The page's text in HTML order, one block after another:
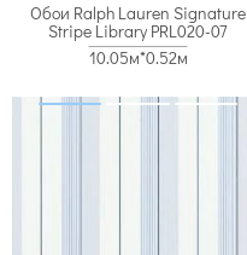
Обои Ralph Lauren Signature
Stripe Library PRL020-07
10.05м*0.52м